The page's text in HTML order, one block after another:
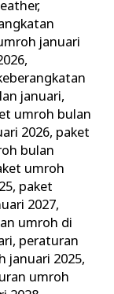
,
januari
,
januari,
umroh bulan
2026, paket
bulan
umroh
, paket
2027,
umroh di
, peraturan
januari 2025,
umroh